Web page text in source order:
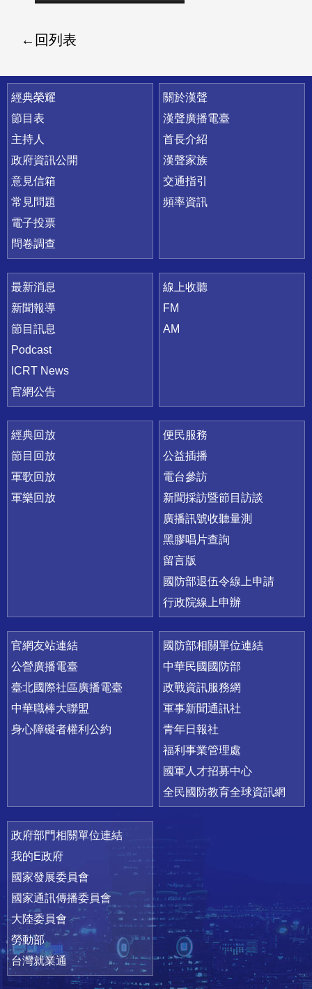
回列表
快速連結
經典榮耀
節目表
主持人
政府資訊公開
意見信箱
常見問題
電子投票
問卷調查
關於漢聲
漢聲廣播電臺
首長介紹
漢聲家族
交通指引
頻率資訊
最新消息
新聞報導
節目訊息
Podcast
ICRT News
官網公告
線上收聽
FM
AM
經典回放
節目回放
軍歌回放
軍樂回放
便民服務
公益插播
電台參訪
新聞採訪暨節目訪談
廣播訊號收聽量測
黑膠唱片查詢
留言版
國防部退伍令線上申請
行政院線上申辦
官網友站連結
公營廣播電臺
臺北國際社區廣播電臺
中華職棒大聯盟
身心障礙者權利公約
國防部相關單位連結
中華民國國防部
政戰資訊服務網
軍事新聞通訊社
青年日報社
福利事業管理處
國軍人才招募中心
全民國防教育全球資訊網
政府部門相關單位連結
我的E政府
國家發展委員會
國家通訊傳播委員會
大陸委員會
勞動部
台灣就業通